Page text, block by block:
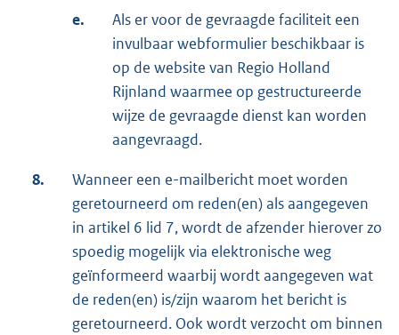
e.
Als er voor de gevraagde faciliteit een
invulbaar webformulier beschikbaar is
op de website van Regio Holland
Rijnland waarmee op gestructureerde
wijze de gevraagde dienst kan worden
aangevraagd.
8.
Wanneer een e-mailbericht moet worden
geretourneerd om reden(en) als aangegeven
in artikel 6 lid 7, wordt de afzender hierover zo
spoedig mogelijk via elektronische weg
geïnformeerd waarbij wordt aangegeven wat
de reden(en) is/zijn waarom het bericht is
geretourneerd. Ook wordt verzocht om binnen